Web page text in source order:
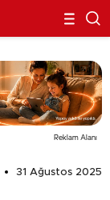
Reklam Alanı
31 Ağustos 2025